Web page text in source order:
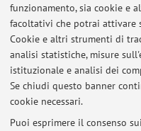
funzionamento, sia cookie e
facoltativi che potrai attivare
Cookie e altri strumenti di
analisi statistiche, misure
istituzionale e analisi dei
Se chiudi questo banner
cookie necessari.
Puoi esprimere il consenso
E-mail:
Dipartimento di Scienze
Piazza di Porta San